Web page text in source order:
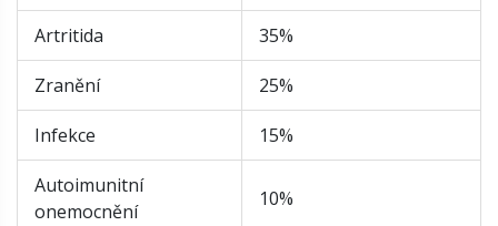
Artritida 35%
Zranění 25%
Infekce 15%
Autoimunitní
onemocnění
10%